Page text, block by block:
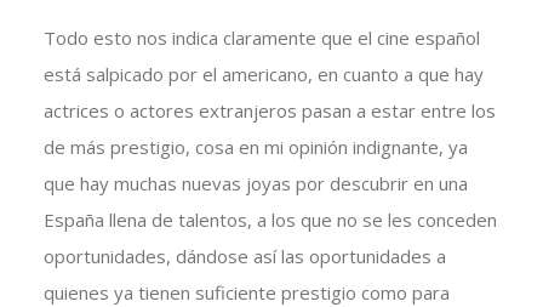
Todo esto nos indica claramente que el cine español
está salpicado por el americano, en cuanto a que hay
actrices o actores extranjeros pasan a estar entre los
de más prestigio, cosa en mi opinión indignante, ya
que hay muchas nuevas joyas por descubrir en una
España llena de talentos, a los que no se les conceden
oportunidades, dándose así las oportunidades a
quienes ya tienen suficiente prestigio como para